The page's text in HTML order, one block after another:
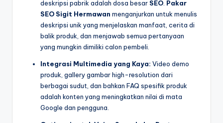
deskripsi pabrik adalah dosa besar SEO. Pakar
SEO Sigit Hermawan menganjurkan untuk menulis
deskripsi unik yang menjelaskan manfaat, cerita di
balik produk, dan menjawab semua pertanyaan
yang mungkin dimiliki calon pembeli.
Integrasi Multimedia yang Kaya: Video demo
produk, gallery gambar high-resolution dari
berbagai sudut, dan bahkan FAQ spesifik produk
adalah konten yang meningkatkan nilai di mata
Google dan pengguna.